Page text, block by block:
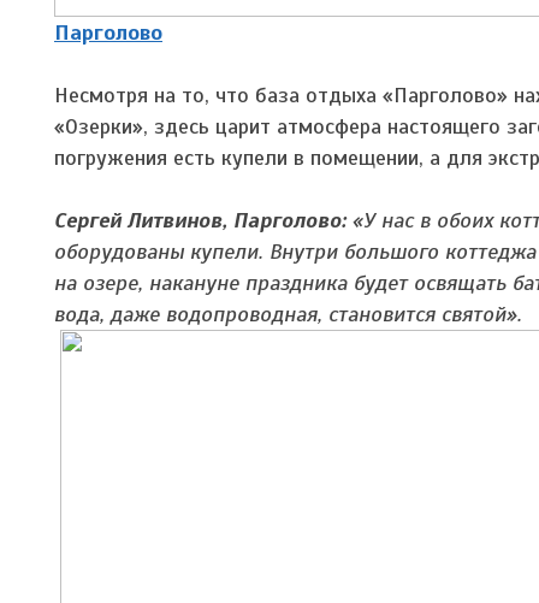
Парголово
Несмотря на то, что база отдыха «Парголово»
«Озерки», здесь царит атмосфера настоящего
погружения есть купели в помещении, а для
Сергей Литвинов, Парголово:«У нас в обоих
оборудованы купели. Внутри большого
на озере, накануне праздника будет освящать
вода, даже водопроводная, становится святой».